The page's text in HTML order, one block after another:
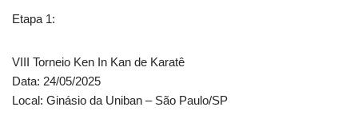
Etapa 1:
VIII Torneio Ken In Kan de Karatê
Data: 24/05/2025
Local: Ginásio da Uniban – São Paulo/SP